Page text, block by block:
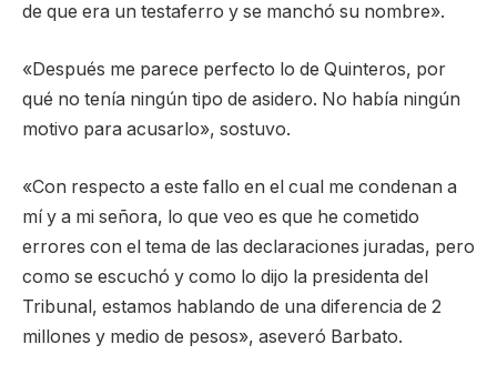
de que era un testaferro y se manchó su nombre».
«Después me parece perfecto lo de Quinteros, por
qué no tenía ningún tipo de asidero. No había ningún
motivo para acusarlo», sostuvo.
«Con respecto a este fallo en el cual me condenan a
mí y a mi señora, lo que veo es que he cometido
errores con el tema de las declaraciones juradas, pero
como se escuchó y como lo dijo la presidenta del
Tribunal, estamos hablando de una diferencia de 2
millones y medio de pesos», aseveró Barbato.